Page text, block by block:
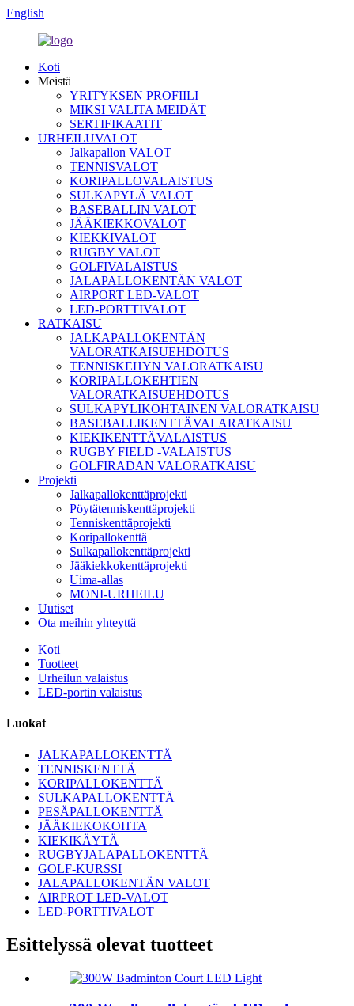
English
Koti
Meistä
YRITYKSEN PROFIILI
MIKSI VALITA MEIDÄT
SERTIFIKAATIT
URHEILUVALOT
Jalkapallon VALOT
TENNISVALOT
KORIPALLOVALAISTUS
SULKAPYLÄ VALOT
BASEBALLIN VALOT
JÄÄKIEKKOVALOT
KIEKKIVALOT
RUGBY VALOT
GOLFIVALAISTUS
JALAPALLOKENTÄN VALOT
AIRPORT LED-VALOT
LED-PORTTIVALOT
RATKAISU
JALKAPALLOKENTÄN
VALORATKAISUEHDOTUS
TENNISKEHYN VALORATKAISU
KORIPALLOKEHTIEN
VALORATKAISUEHDOTUS
SULKAPYLIKOHTAINEN VALORATKAISU
BASEBALLIKENTTÄVALARATKAISU
KIEKIKENTTÄVALAISTUS
RUGBY FIELD -VALAISTUS
GOLFIRADAN VALORATKAISU
Projekti
Jalkapallokenttäprojekti
Pöytätenniskenttäprojekti
Tenniskenttäprojekti
Koripallokenttä
Sulkapallokenttäprojekti
Jääkiekkokenttäprojekti
Uima-allas
MONI-URHEILU
Uutiset
Ota meihin yhteyttä
Koti
Tuotteet
Urheilun valaistus
LED-portin valaistus
Luokat
JALKAPALLOKENTTÄ
TENNISKENTTÄ
KORIPALLOKENTTÄ
SULKAPALLOKENTTÄ
PESÄPALLOKENTTÄ
JÄÄKIEKOKOHTA
KIEKIKÄYTÄ
RUGBYJALAPALLOKENTTÄ
GOLF-KURSSI
JALAPALLOKENTÄN VALOT
AIRPROT LED-VALOT
LED-PORTTIVALOT
Esittelyssä olevat tuotteet